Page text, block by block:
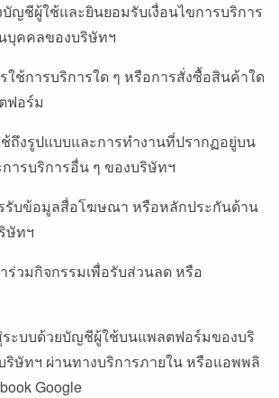
บัญชีผู้ใช้และยินยอมรับเงื่อนไขการบริการ
บุคคลของบริษัทฯ
ใช้การบริการใด ๆ หรือการสั่งซื้อสินค้าใด
ฟอร์ม
ช้ถึงรูปแบบและการทำงานที่ปรากฏอยู่บน
ารบริการอื่น ๆ ของบริษัทฯ
รับข้อมูลสื่อโฆษณา หรือหลักประกันด้าน
ษัทฯ
ร่วมกิจกรรมเพื่อรับส่วนลด หรือ
ระบบด้วยบัญชีผู้ใช้บนแพลตฟอร์มของบริ
ษัทฯ ผ่านทางบริการภายใน หรือแอพพลิ
Google